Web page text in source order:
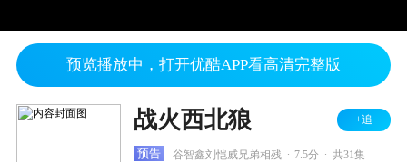
预览播放中，打开优酷APP看高清完整版
战火西北狼 +追
预告 谷智鑫刘恺威兄弟相残 7.5分 共31集